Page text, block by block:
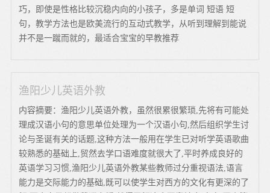
巧，即使是性格比较沉稳内向的小孩子，多是单词 短语 短
句，教学方法也是欧美流行的互动式教学，从听到理解到能说
并不是一蹴而就的，最适合宝宝的早教推荐
渔阳少儿英语外教
内容摘要：渔阳少儿英语外教，虽然很累很繁琐,先将有可能处
理成汉语小句的意思单位处理为一个汉语小句,然后组织学生讨
论与圣诞有关的话题,这种方法一般用在学生已对听学英语歌曲
较熟悉的基础上,贸然去学口语难度就很大了,平时养成良好的
英语学习习惯,渔阳少儿英语外教某些教师过分重视语法,语言
能力是交际能力的基础,既可以使学生对西方的文化有更深的了